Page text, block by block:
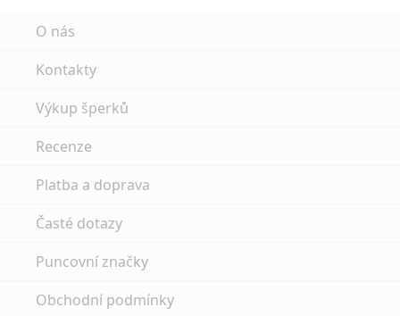
O nás
Kontakty
Výkup šperků
Recenze
Platba a doprava
Časté dotazy
Puncovní značky
Obchodní podmínky